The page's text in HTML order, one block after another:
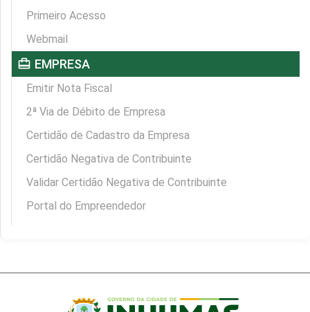
Primeiro Acesso
Webmail
card_travel EMPRESA
Emitir Nota Fiscal
2ª Via de Débito de Empresa
Certidão de Cadastro da Empresa
Certidão Negativa de Contribuinte
Validar Certidão Negativa de Contribuinte
Portal do Empreendedor